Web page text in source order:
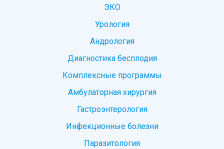
ЭКО
Урология
Андрология
Диагностика бесплодия
Комплексные программы
Амбулаторная хирургия
Гастроэнтерология
Инфекционные болезни
Паразитология